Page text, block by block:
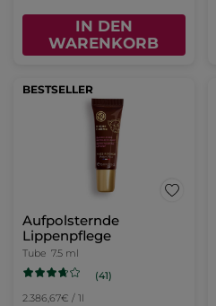
IN DEN
WARENKORB
BESTSELLER
Aufpolsternde
Lippenpflege
Tube 7.5 ml
(41)
2.386,67€ / 1l